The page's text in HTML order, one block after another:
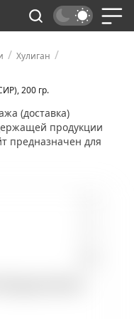
/ Хулиган /
200 гр.
(доставка)
продукции
предназначен для